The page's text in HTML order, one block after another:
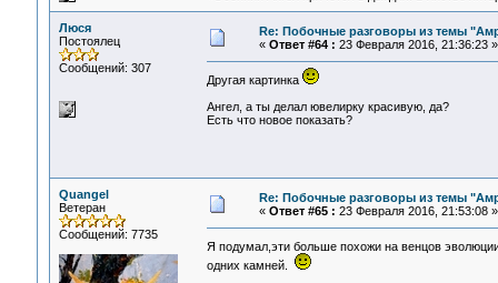
Люся
Постоялец
Сообщений: 307
Re: Побочные разговоры из темы
« Ответ #64 : 23 Февраля 2016, 21:36:23 »
Другая картинка
Ангел, а ты делал ювелирку красивую, да?
Есть что новое показать?
Quangel
Ветеран
Сообщений: 7735
Re: Побочные разговоры из темы
« Ответ #65 : 23 Февраля 2016, 21:53:08 »
Я подумал,эти больше похожи на венцов
одних камней.